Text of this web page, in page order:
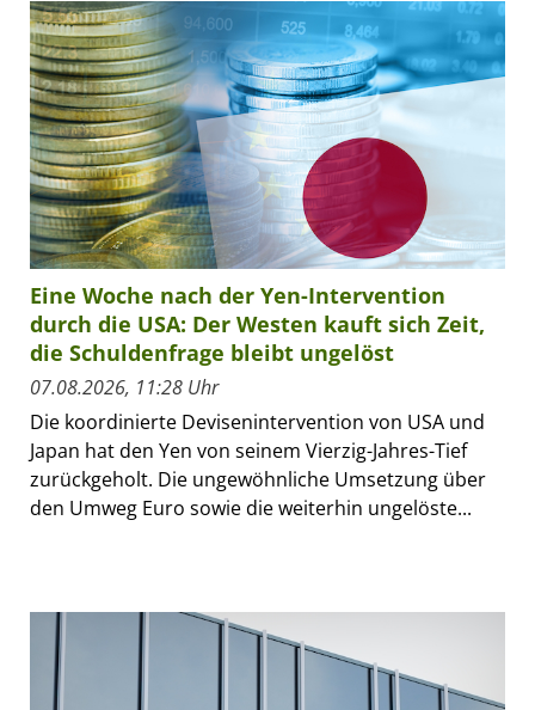
Eine Woche nach der Yen-Intervention
durch die USA: Der Westen kauft sich Zeit,
die Schuldenfrage bleibt ungelöst
07.08.2026, 11:28 Uhr
Die koordinierte Devisenintervention von USA und
Japan hat den Yen von seinem Vierzig-Jahres-Tief
zurückgeholt. Die ungewöhnliche Umsetzung über
den Umweg Euro sowie die weiterhin ungelöste...